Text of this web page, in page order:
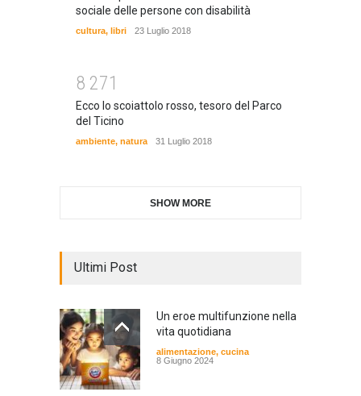
sociale delle persone con disabilità
cultura, libri 23 Luglio 2018
8 271
Ecco lo scoiattolo rosso, tesoro del Parco
del Ticino
ambiente, natura 31 Luglio 2018
SHOW MORE
Ultimi Post
Un eroe multifunzione nella
vita quotidiana
alimentazione, cucina
8 Giugno 2024